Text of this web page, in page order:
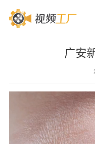
广安